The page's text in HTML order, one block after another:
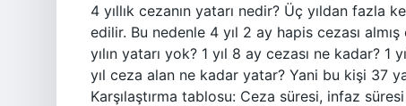
4 yıllık cezanın yatarı nedir? Üç yıldan fazla
edilir. Bu nedenle 4 yıl 2 ay hapis cezası
yılın yatarı yok? 1 yıl 8 ay cezası ne kadar?
yıl ceza alan ne kadar yatar? Yani bu kişi 37
Karşılaştırma tablosu: Ceza süresi, infaz